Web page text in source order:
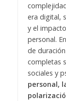
era digital,
y el
personal.
de
completas
sociales y
personal,